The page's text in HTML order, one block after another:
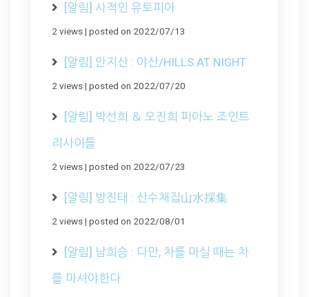
[알림] 사적인 유토피아
2 views| posted on 2022/07/13
[알림] 안지산 : 야산/HILLS AT NIGHT
2 views| posted on 2022/07/20
[알림] 박선희 ＆ 오진희 피아노 조인트
리사이틀
2 views| posted on 2022/07/23
[알림] 방진태 : 산수채집山水採集
2 views| posted on 2022/08/01
[알림] 남희승 : 다만, 차를 마실 때는 차
를 마셔야한다